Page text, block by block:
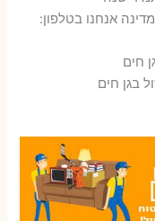
אנחנו בטלפון:
חים
בגן חים